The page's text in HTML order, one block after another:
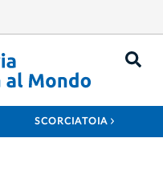
SCORCIATOIA